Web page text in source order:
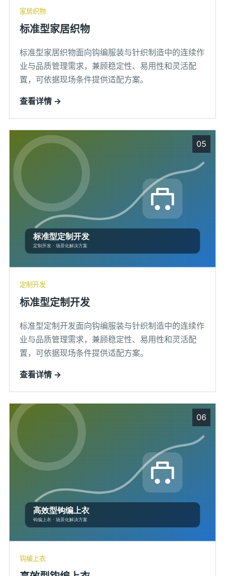
家居织物
标准型家居织物
标准型家居织物面向钩编服装与针织制造中的连续作
业与品质管理需求，兼顾稳定性、易用性和灵活配
置，可依据现场条件提供适配方案。
查看详情 →
05
定制开发
标准型定制开发
标准型定制开发面向钩编服装与针织制造中的连续作
业与品质管理需求，兼顾稳定性、易用性和灵活配
置，可依据现场条件提供适配方案。
查看详情 →
06
钩编上衣